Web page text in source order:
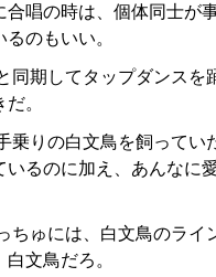
唱の時は、個体同士が
のもいい。
同期してタップダンス
。
りの白文鳥を飼ってい
るのに加え、あんなに
ゅには、白文鳥のラ
文鳥だろ。